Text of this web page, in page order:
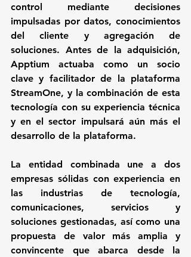
control mediante decisiones
impulsadas por datos, conocimientos
del cliente y agregación de
soluciones. Antes de la adquisición,
Apptium actuaba como un socio
clave y facilitador de la plataforma
StreamOne, y la combinación de esta
tecnología con su experiencia técnica
y en el sector impulsará aún más el
desarrollo de la plataforma.
La entidad combinada une a dos
empresas sólidas con experiencia en
las industrias de tecnología,
comunicaciones, servicios y
soluciones gestionadas, así como una
propuesta de valor más amplia y
convincente que abarca desde la